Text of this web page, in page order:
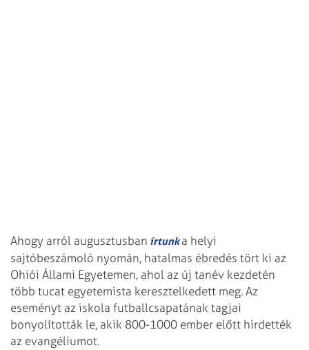
Ahogy arról augusztusban írtunka helyi
sajtóbeszámoló nyomán, hatalmas ébredés tört ki az
Ohiói Állami Egyetemen, ahol az új tanév kezdetén
több tucat egyetemista keresztelkedett meg. Az
eseményt az iskola futballcsapatának tagjai
bonyolították le, akik 800-1000 ember előtt hirdették
az evangéliumot.